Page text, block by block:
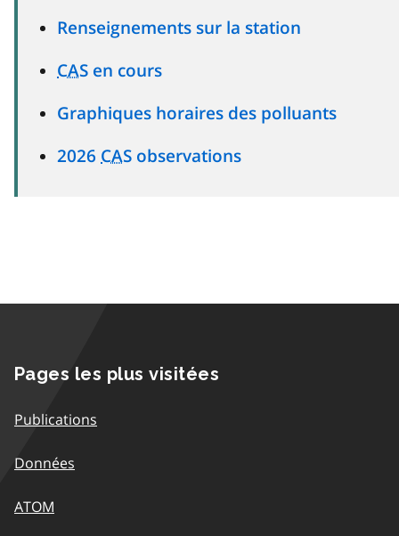
Renseignements sur la station
CAS en cours
Graphiques horaires des polluants
2026 CAS observations
Pages les plus visitées
Publications
Données
ATOM